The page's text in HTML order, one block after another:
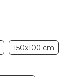
150x100 cm